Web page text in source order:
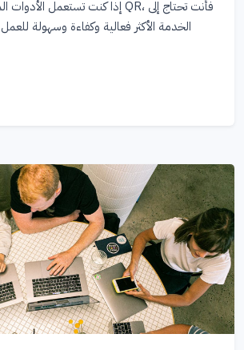
الخدمة الأكثر فعالية وكفاءة وسهولة